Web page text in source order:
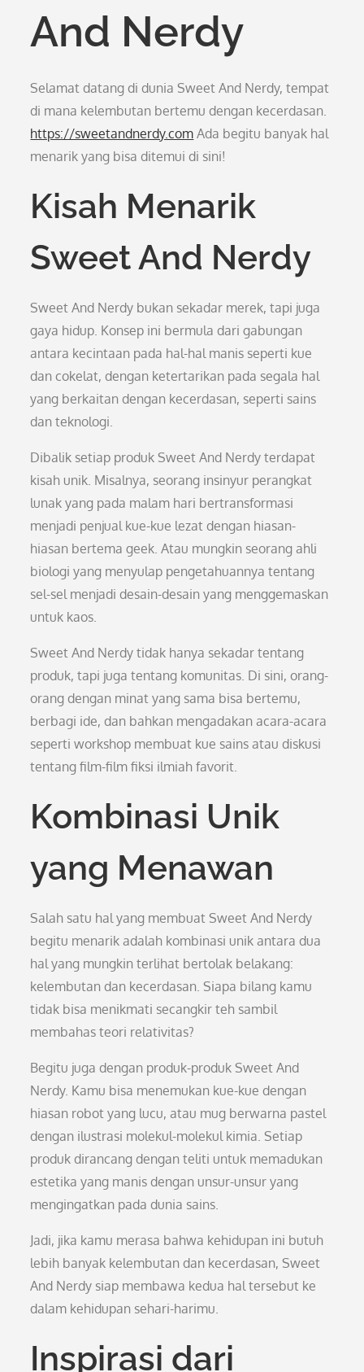
And Nerdy
Selamat datang di dunia Sweet And Nerdy, tempat
di mana kelembutan bertemu dengan kecerdasan.
https://sweetandnerdy.com Ada begitu banyak hal
menarik yang bisa ditemui di sini!
Kisah Menarik
Sweet And Nerdy
Sweet And Nerdy bukan sekadar merek, tapi juga
gaya hidup. Konsep ini bermula dari gabungan
antara kecintaan pada hal-hal manis seperti kue
dan cokelat, dengan ketertarikan pada segala hal
yang berkaitan dengan kecerdasan, seperti sains
dan teknologi.
Dibalik setiap produk Sweet And Nerdy terdapat
kisah unik. Misalnya, seorang insinyur perangkat
lunak yang pada malam hari bertransformasi
menjadi penjual kue-kue lezat dengan hiasan-
hiasan bertema geek. Atau mungkin seorang ahli
biologi yang menyulap pengetahuannya tentang
sel-sel menjadi desain-desain yang menggemaskan
untuk kaos.
Sweet And Nerdy tidak hanya sekadar tentang
produk, tapi juga tentang komunitas. Di sini, orang-
orang dengan minat yang sama bisa bertemu,
berbagi ide, dan bahkan mengadakan acara-acara
seperti workshop membuat kue sains atau diskusi
tentang film-film fiksi ilmiah favorit.
Kombinasi Unik
yang Menawan
Salah satu hal yang membuat Sweet And Nerdy
begitu menarik adalah kombinasi unik antara dua
hal yang mungkin terlihat bertolak belakang:
kelembutan dan kecerdasan. Siapa bilang kamu
tidak bisa menikmati secangkir teh sambil
membahas teori relativitas?
Begitu juga dengan produk-produk Sweet And
Nerdy. Kamu bisa menemukan kue-kue dengan
hiasan robot yang lucu, atau mug berwarna pastel
dengan ilustrasi molekul-molekul kimia. Setiap
produk dirancang dengan teliti untuk memadukan
estetika yang manis dengan unsur-unsur yang
mengingatkan pada dunia sains.
Jadi, jika kamu merasa bahwa kehidupan ini butuh
lebih banyak kelembutan dan kecerdasan, Sweet
And Nerdy siap membawa kedua hal tersebut ke
dalam kehidupan sehari-harimu.
Inspirasi dari